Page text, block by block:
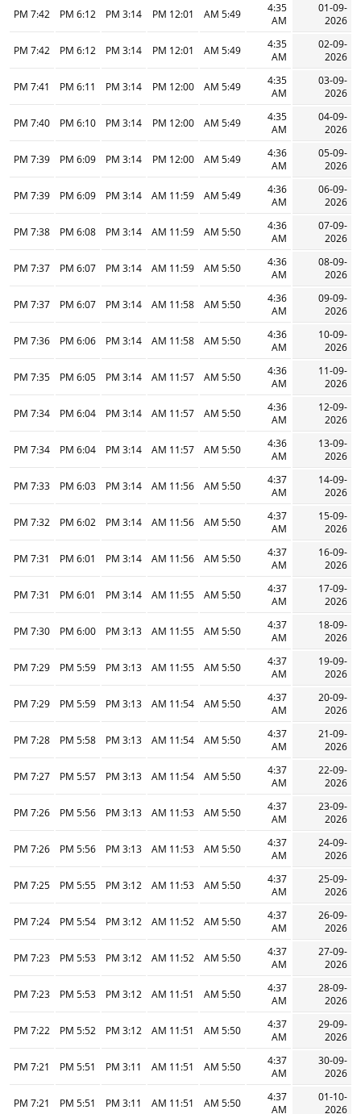
01-09-
2026
4:35
AM
5:49 AM
12:01 PM
3:14 PM
6:12 PM
7:42 PM
02-09-
2026
4:35
AM
5:49 AM
12:01 PM
3:14 PM
6:12 PM
7:42 PM
03-09-
2026
4:35
AM
5:49 AM
12:00 PM
3:14 PM
6:11 PM
7:41 PM
04-09-
2026
4:35
AM
5:49 AM
12:00 PM
3:14 PM
6:10 PM
7:40 PM
05-09-
2026
4:36
AM
5:49 AM
12:00 PM
3:14 PM
6:09 PM
7:39 PM
06-09-
2026
4:36
AM
5:49 AM
11:59 AM
3:14 PM
6:09 PM
7:39 PM
07-09-
2026
4:36
AM
5:50 AM
11:59 AM
3:14 PM
6:08 PM
7:38 PM
08-09-
2026
4:36
AM
5:50 AM
11:59 AM
3:14 PM
6:07 PM
7:37 PM
09-09-
2026
4:36
AM
5:50 AM
11:58 AM
3:14 PM
6:07 PM
7:37 PM
10-09-
2026
4:36
AM
5:50 AM
11:58 AM
3:14 PM
6:06 PM
7:36 PM
11-09-
2026
4:36
AM
5:50 AM
11:57 AM
3:14 PM
6:05 PM
7:35 PM
12-09-
2026
4:36
AM
5:50 AM
11:57 AM
3:14 PM
6:04 PM
7:34 PM
13-09-
2026
4:36
AM
5:50 AM
11:57 AM
3:14 PM
6:04 PM
7:34 PM
14-09-
2026
4:37
AM
5:50 AM
11:56 AM
3:14 PM
6:03 PM
7:33 PM
15-09-
2026
4:37
AM
5:50 AM
11:56 AM
3:14 PM
6:02 PM
7:32 PM
16-09-
2026
4:37
AM
5:50 AM
11:56 AM
3:14 PM
6:01 PM
7:31 PM
17-09-
2026
4:37
AM
5:50 AM
11:55 AM
3:14 PM
6:01 PM
7:31 PM
18-09-
2026
4:37
AM
5:50 AM
11:55 AM
3:13 PM
6:00 PM
7:30 PM
19-09-
2026
4:37
AM
5:50 AM
11:55 AM
3:13 PM
5:59 PM
7:29 PM
20-09-
2026
4:37
AM
5:50 AM
11:54 AM
3:13 PM
5:59 PM
7:29 PM
21-09-
2026
4:37
AM
5:50 AM
11:54 AM
3:13 PM
5:58 PM
7:28 PM
22-09-
2026
4:37
AM
5:50 AM
11:54 AM
3:13 PM
5:57 PM
7:27 PM
23-09-
2026
4:37
AM
5:50 AM
11:53 AM
3:13 PM
5:56 PM
7:26 PM
24-09-
2026
4:37
AM
5:50 AM
11:53 AM
3:13 PM
5:56 PM
7:26 PM
25-09-
2026
4:37
AM
5:50 AM
11:53 AM
3:12 PM
5:55 PM
7:25 PM
26-09-
2026
4:37
AM
5:50 AM
11:52 AM
3:12 PM
5:54 PM
7:24 PM
27-09-
2026
4:37
AM
5:50 AM
11:52 AM
3:12 PM
5:53 PM
7:23 PM
28-09-
2026
4:37
AM
5:50 AM
11:51 AM
3:12 PM
5:53 PM
7:23 PM
29-09-
2026
4:37
AM
5:50 AM
11:51 AM
3:12 PM
5:52 PM
7:22 PM
30-09-
2026
4:37
AM
5:50 AM
11:51 AM
3:11 PM
5:51 PM
7:21 PM
01-10-
2026
4:37
AM
5:50 AM
11:51 AM
3:11 PM
5:51 PM
7:21 PM